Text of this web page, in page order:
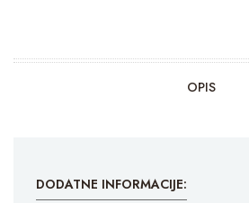
OPIS
DODATNE INFORMACIJE: